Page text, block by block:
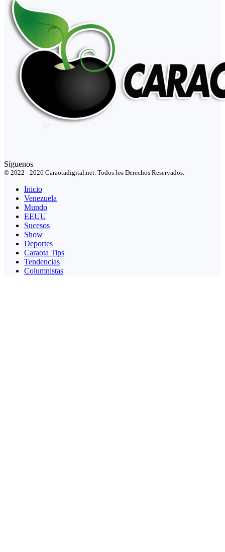
Síguenos
© 2022 - 2026 Caraotadigital.net. Todos los Derechos Reservados.
Inicio
Venezuela
Mundo
EEUU
Sucesos
Show
Deportes
Caraota Tips
Tendencias
Columnistas